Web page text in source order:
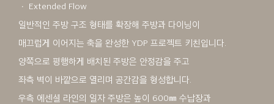
ㆍ Extended Flow
일반적인 주방 구조 형태를 확장해 주방과 다이닝이
매끄럽게 이어지는 축을 완성한 YDP 프로젝트 키친입니다.
양쪽으로 평행하게 배치된 주방은 안정감을 주고
좌측 벽이 바깥으로 열리며 공간감을 형성합니다.
우측 에센셜 라인의 일자 주방은 높이 600㎜ 수납장과